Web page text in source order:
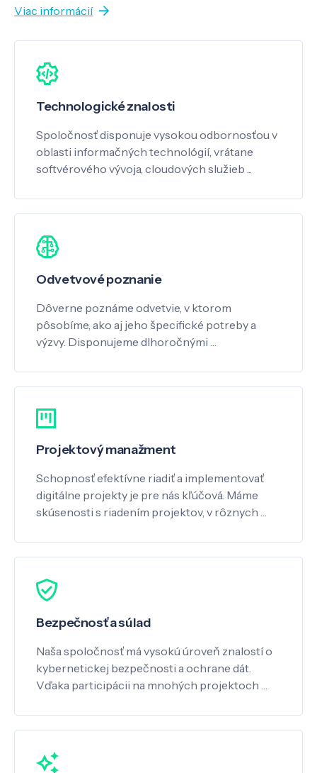
Viac informácií
Technologické znalosti
Spoločnosť disponuje vysokou odbornosťou v
oblasti informačných technológií, vrátane
softvérového vývoja, cloudových služieb ...
Odvetvové poznanie
Dôverne poznáme odvetvie, v ktorom
pôsobíme, ako aj jeho špecifické potreby a
výzvy. Disponujeme dlhoročnými …
Projektový manažment
Schopnosť efektívne riadiť a implementovať
digitálne projekty je pre nás kľúčová. Máme
skúsenosti s riadením projektov, v rôznych …
Bezpečnosť a súlad
Naša spoločnosť má vysokú úroveň znalostí o
kybernetickej bezpečnosti a ochrane dát.
Vďaka participácii na mnohých projektoch …